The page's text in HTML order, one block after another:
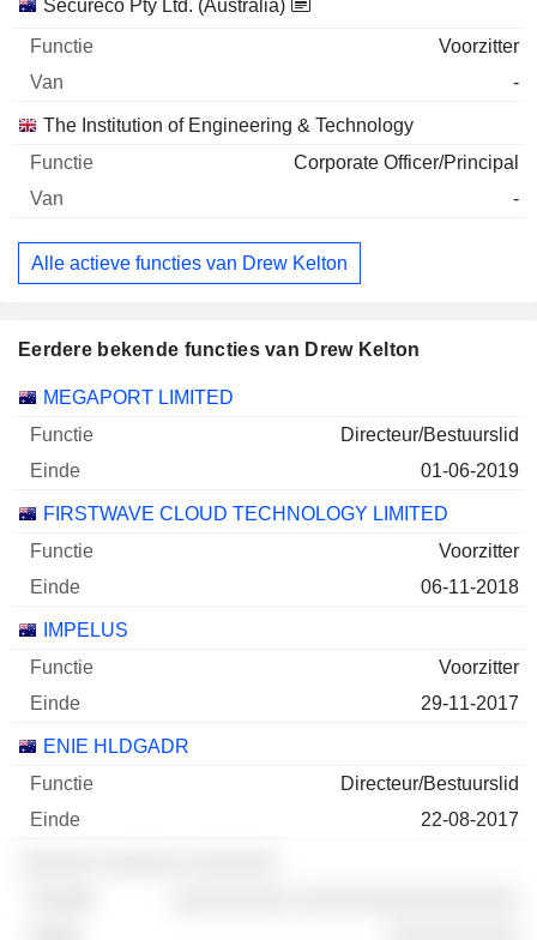
Secureco Pty Ltd. (Australia)
Voorzitter
-
The Institution of Engineering & Technology
Corporate Officer/Principal
-
Alle actieve functies van Drew Kelton
Eerdere bekende functies van Drew Kelton
Bedrijven Functie Einde
MEGAPORT LIMITED
Directeur/Bestuurslid
01-06-2019
FIRSTWAVE CLOUD TECHNOLOGY LIMITED
Voorzitter
06-11-2018
IMPELUS
Voorzitter
29-11-2017
ENIE HLDGADR
Directeur/Bestuurslid
22-08-2017